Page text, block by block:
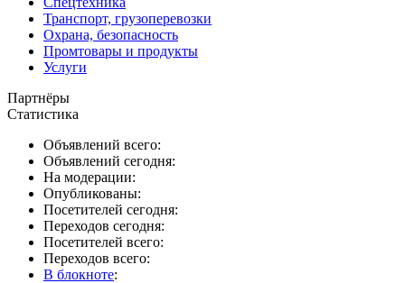
Транспорт, грузоперевозки
Охрана, безопасность
Промтовары и продукты
Услуги
Партнёры
Статистика
Объявлений всего:
Объявлений сегодня:
На модерации:
Опубликованы:
Посетителей сегодня:
Переходов сегодня:
Посетителей всего:
Переходов всего:
В блокноте: